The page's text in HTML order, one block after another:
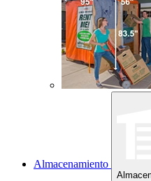
Almacenamiento